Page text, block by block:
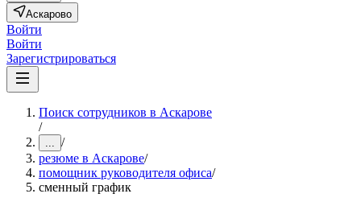
Аскарово
Войти
Войти
Зарегистрироваться
Поиск сотрудников в Аскарове
/
... /
резюме в Аскарове/
помощник руководителя офиса/
сменный график